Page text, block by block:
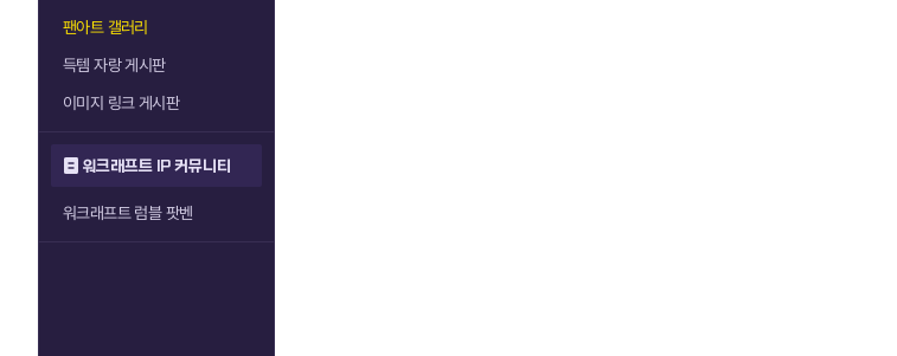
팬아트 갤러리
득템 자랑 게시판
이미지 링크 게시판
워크래프트 IP 커뮤니티
워크래프트 럼블 팟벤